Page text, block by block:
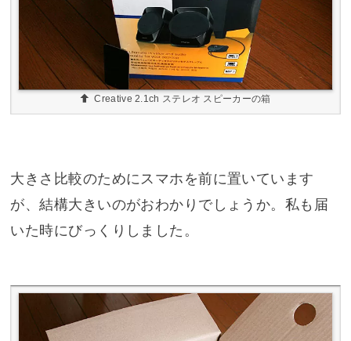
Creative 2.1ch ステレオ スピーカーの箱
大きさ比較のためにスマホを前に置いています
が、結構大きいのがおわかりでしょうか。私も届
いた時にびっくりしました。